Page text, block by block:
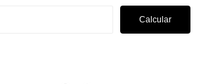
Calcular